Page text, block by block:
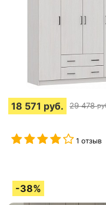
18 571 руб. 29 478
1 отзыв